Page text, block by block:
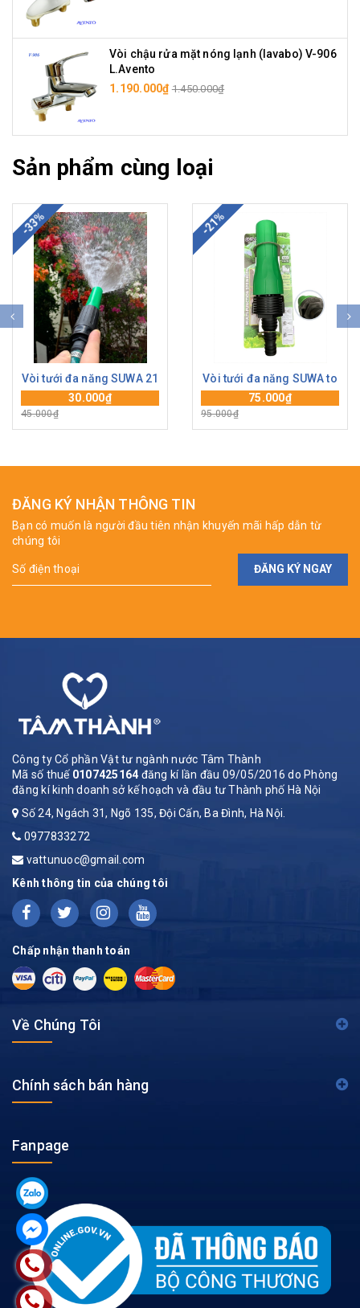
Vòi chậu rửa mặt nóng lạnh (lavabo) V-906
L.Avento
1.190.000₫ 1.450.000₫
Sản phẩm cùng loại
-33%
Vòi tưới đa năng SUWA 21
30.000₫
45.000₫
-21%
Vòi tưới đa năng SUWA to
75.000₫
95.000₫
ĐĂNG KÝ NHẬN THÔNG TIN
Bạn có muốn là người đầu tiên nhận khuyến mãi hấp dẫn từ
chúng tôi
ĐĂNG KÝ NGAY
Công ty Cổ phần Vật tư ngành nước Tâm Thành
Mã số thuế 0107425164 đăng kí lần đầu 09/05/2016 do Phòng
đăng kí kinh doanh sở kế hoạch và đầu tư Thành phố Hà Nội
Số 24, Ngách 31, Ngõ 135, Đội Cấn, Ba Đình, Hà Nội.
0977833272
vattunuoc@gmail.com
Kênh thông tin của chúng tôi
Chấp nhận thanh toán
Về Chúng Tôi
Chính sách bán hàng
Fanpage